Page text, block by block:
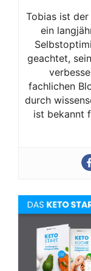
Tobias ist
ein
geachtet,
fachlichen
durch
ist bekannt